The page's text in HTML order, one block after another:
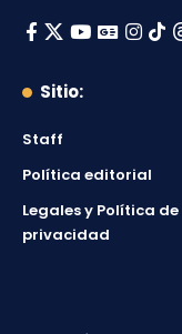
Sitio:
Staff
Política editorial
Legales y Política de
privacidad